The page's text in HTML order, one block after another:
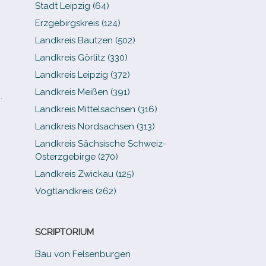
Stadt Leipzig (64)
Erzgebirgskreis (124)
Landkreis Bautzen (502)
Landkreis Görlitz (330)
Landkreis Leipzig (372)
Landkreis Meißen (391)
Landkreis Mittelsachsen (316)
Landkreis Nordsachsen (313)
Landkreis Sächsische Schweiz-​
Osterzgebirge (270)
Landkreis Zwickau (125)
Vogtlandkreis (262)
SCRIPTORIUM
Bau von Felsenburgen